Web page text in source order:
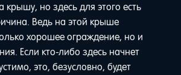
крышу, но здесь для этого есть
Ведь на этой крыше
хорошее ограждение, но и
Если кто-либо здесь начнет
это, безусловно, будет